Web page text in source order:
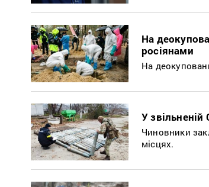
На
росіянами
На
У звільненій
Чиновники
місцях.